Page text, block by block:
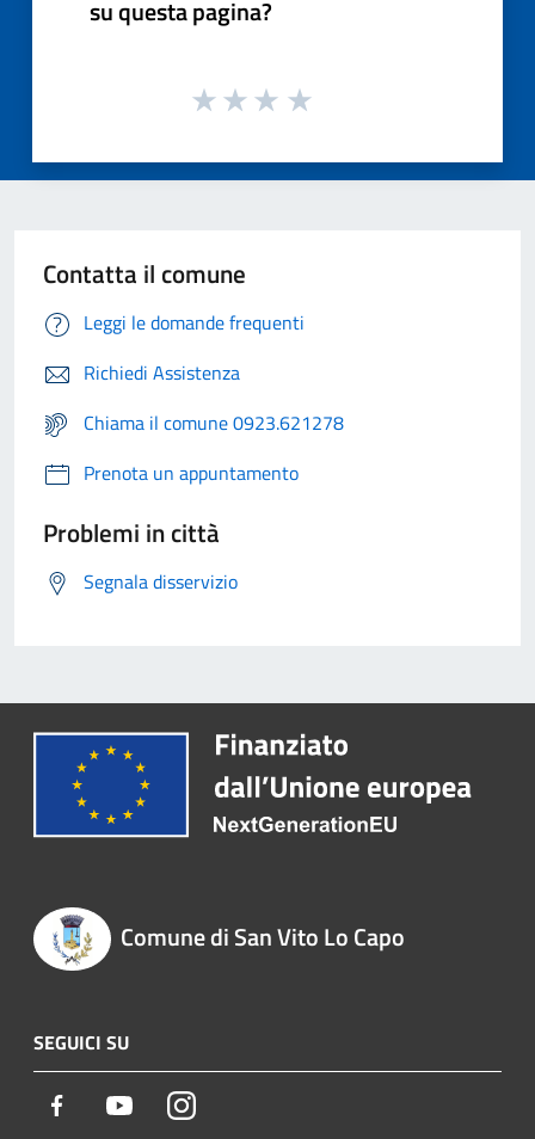
su questa pagina?
Contatta il comune
Leggi le domande frequenti
Richiedi Assistenza
Chiama il comune 0923.621278
Prenota un appuntamento
Problemi in città
Segnala disservizio
Comune di San Vito Lo Capo
SEGUICI SU
Facebook YoutubeInstagram